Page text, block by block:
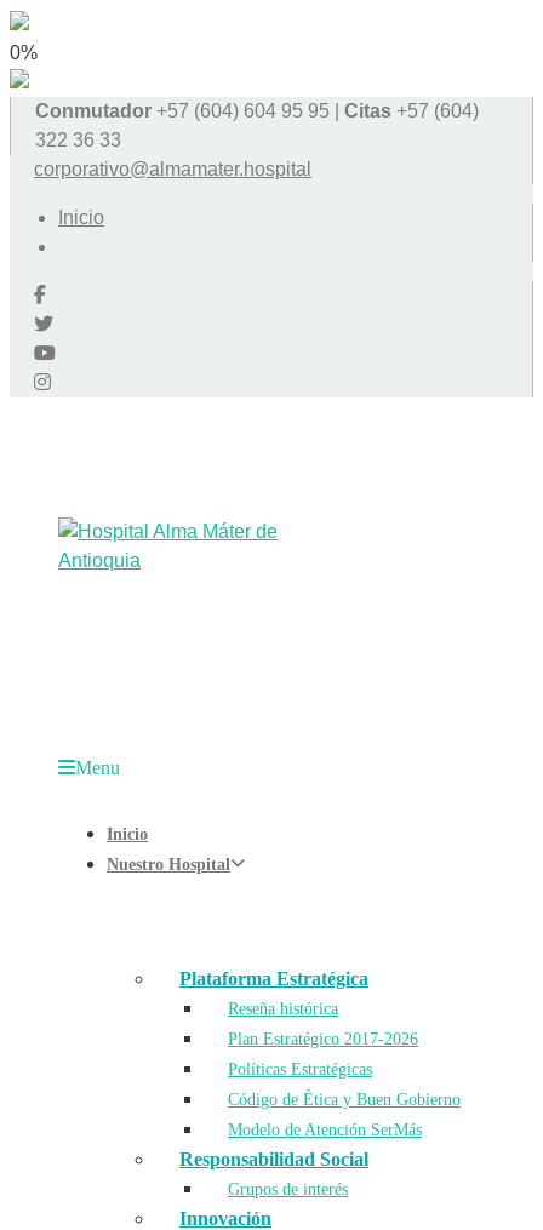
0%
Conmutador +57 (604) 604 95 95 | Citas +57 (604)
322 36 33
corporativo@almamater.hospital
Inicio
Menu
Inicio
Nuestro Hospital
Plataforma Estratégica
Reseña histórica
Plan Estratégico 2017-2026
Políticas Estratégicas
Código de Ética y Buen Gobierno
Modelo de Atención SerMás
Responsabilidad Social
Grupos de interés
Innovación